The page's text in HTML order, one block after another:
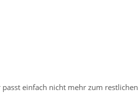
einfach nicht mehr zum restlichen